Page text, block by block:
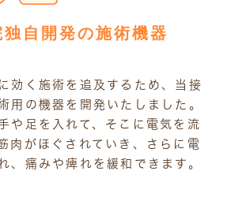
独自開発の施術機器
効く施術を追及するため、当接
用の機器を開発いたしました。
や足を入れて、そこに電気を流
肉がほぐされていき、さらに電
、痛みや痺れを緩和できます。